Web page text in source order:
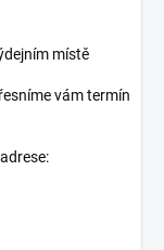
místě
vám termín